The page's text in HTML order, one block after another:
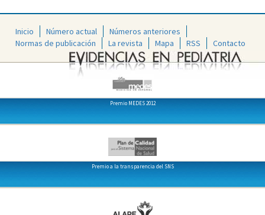
Inicio Número actual
Números anteriores
Normas de publicación
La revista Mapa RSS Contacto
Premio MEDES 2012
Premio a la transparencia del SNS